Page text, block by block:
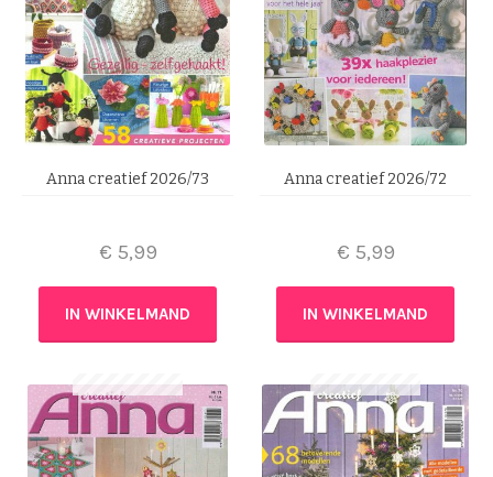
Anna creatief 2026/73
€ 5,99
IN WINKELMAND
Anna creatief 2026/72
€ 5,99
IN WINKELMAND